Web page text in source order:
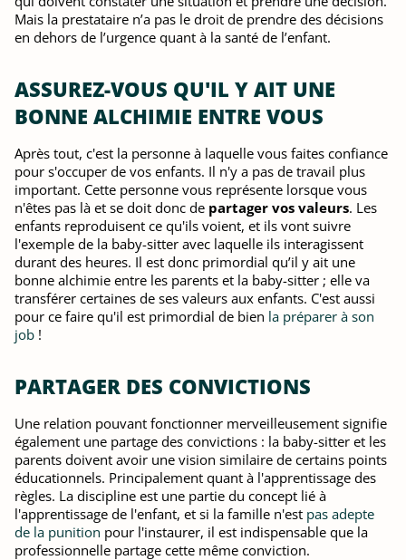
Mais la prestataire n’a pas le droit de prendre des décisions
en dehors de l’urgence quant à la santé de l’enfant.
ASSUREZ-VOUS QU'IL Y AIT UNE
BONNE ALCHIMIE ENTRE VOUS
Après tout, c'est la personne à laquelle vous faites confiance
pour s'occuper de vos enfants. Il n'y a pas de travail plus
important. Cette personne vous représente lorsque vous
n'êtes pas là et se doit donc de partager vos valeurs. Les
enfants reproduisent ce qu'ils voient, et ils vont suivre
l'exemple de la baby-sitter avec laquelle ils interagissent
durant des heures. Il est donc primordial qu’il y ait une
bonne alchimie entre les parents et la baby-sitter ; elle va
transférer certaines de ses valeurs aux enfants. C'est aussi
pour ce faire qu'il est primordial de bien la préparer à son
job !
PARTAGER DES CONVICTIONS
Une relation pouvant fonctionner merveilleusement signifie
également une partage des convictions : la baby-sitter et les
parents doivent avoir une vision similaire de certains points
éducationnels. Principalement quant à l'apprentissage des
règles. La discipline est une partie du concept lié à
l'apprentissage de l'enfant, et si la famille n'est pas adepte
de la punition pour l'instaurer, il est indispensable que la
professionnelle partage cette même conviction.